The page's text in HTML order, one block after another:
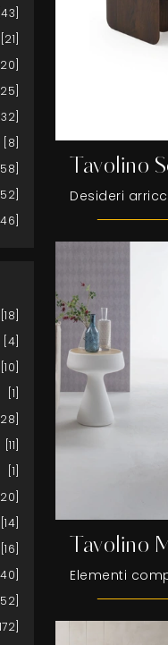
43
21
20
25
32
8
58
52
18
4
10
1
28
11
1
20
14
16
52
172
Tavolino
Tavolino